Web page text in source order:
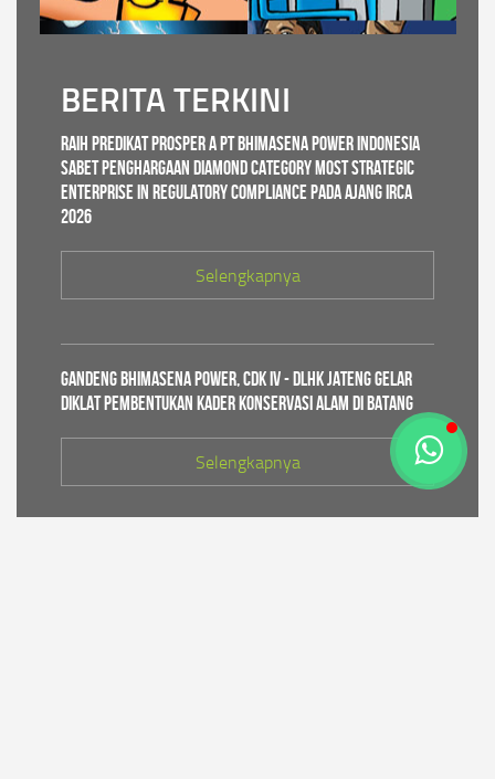
BERITA TERKINI
Raih Predikat PROSPER A PT Bhimasena Power Indonesia
Sabet Penghargaan Diamond Category Most Strategic
Enterprise in Regulatory Compliance pada ajang IRCA
2026
Selengkapnya
Gandeng Bhimasena Power, CDK IV - DLHK Jateng Gelar
Diklat Pembentukan Kader Konservasi Alam di Batang
Selengkapnya